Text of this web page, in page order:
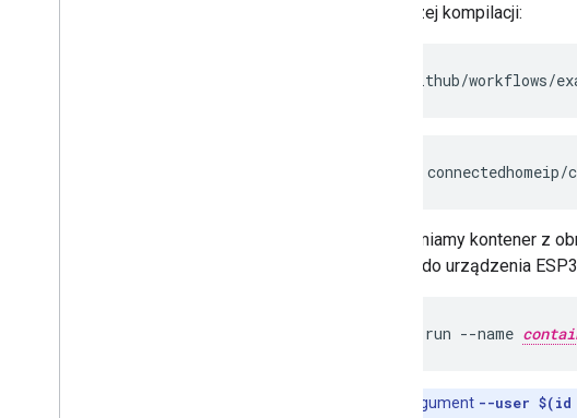
do naszej kompilacji:
.github/workflows/
Uruchamiamy kontener z
dostęp do urządzenia
run --name
Argument --user